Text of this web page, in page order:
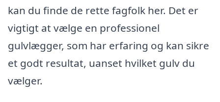
kan du finde de rette fagfolk her. Det er
vigtigt at vælge en professionel
gulvlægger, som har erfaring og kan sikre
et godt resultat, uanset hvilket gulv du
vælger.